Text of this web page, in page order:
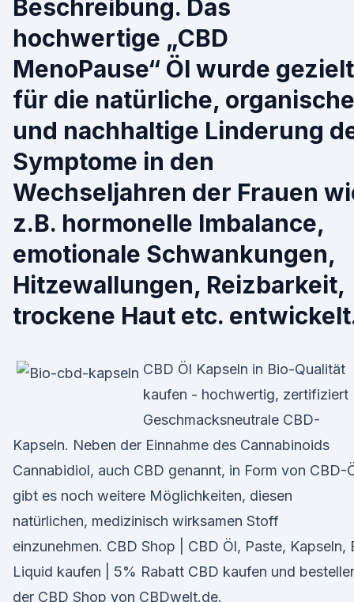
Beschreibung. Das
hochwertige „CBD
MenoPause“ Öl wurde gezielt
für die natürliche, organische
und nachhaltige Linderung
Symptome in den
Wechseljahren der Frauen
z.B. hormonelle Imbalance,
emotionale Schwankungen,
Hitzewallungen, Reizbarkeit,
trockene Haut etc.
CBD Öl Kapseln in Bio-Qualität
kaufen - hochwertig, zertifiziert
Geschmacksneutrale CBD-
Kapseln. Neben der Einnahme des Cannabinoids
Cannabidiol, auch CBD genannt, in Form von CBD-
gibt es noch weitere Möglichkeiten, diesen
natürlichen, medizinisch wirksamen Stoff
einzunehmen. CBD Shop | CBD Öl, Paste, Kapseln,
Liquid kaufen | 5% Rabatt CBD kaufen und
der CBD Shop von CBDwelt.de.